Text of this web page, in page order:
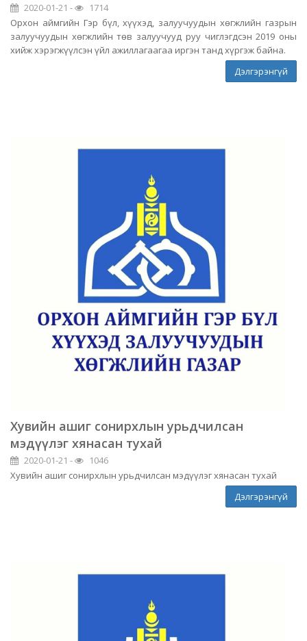
2020-01-21 -
1714
Орхон аймгийн Гэр бүл, хүүхэд, залуучуудын хөгжлийн газрын
залуучуудын хөгжлийн төв залуучууд руу чиглэгдсэн 2019 оны
хийж хэрэгжүүлсэн үйл ажиллагаагаа иргэн танд хүргэж байна.
Дэлгэрэнгүй
Хувийн ашиг сонирхлын урьдчилсан
мэдүүлэг хянасан тухай
2020-01-21 -
1046
Хувийн ашиг сонирхлын урьдчилсан мэдүүлэг хянасан тухай
Дэлгэрэнгүй